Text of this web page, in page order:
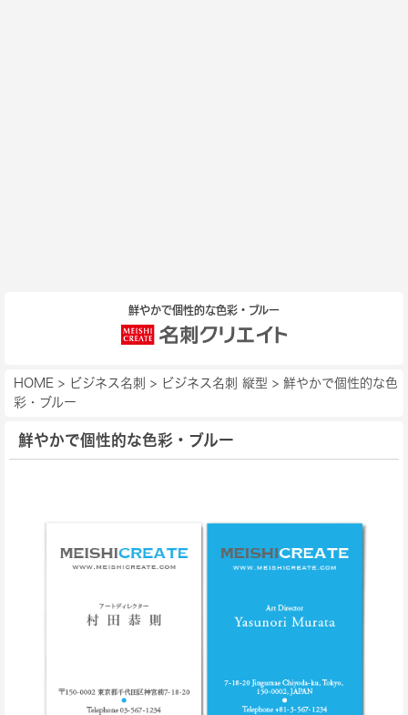
鮮やかで個性的な色彩・ブルー
HOME > ビジネス名刺 > ビジネス名刺 縦型 > 鮮やかで個性的な色
彩・ブルー
鮮やかで個性的な色彩・ブルー